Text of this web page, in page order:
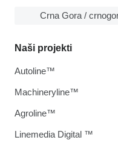
Crna Gora /
Naši projekti
Autoline™
Machineryline™
Agroline™
Linemedia Digital ™